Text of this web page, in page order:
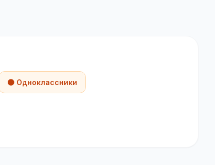
🟠 Одноклассники